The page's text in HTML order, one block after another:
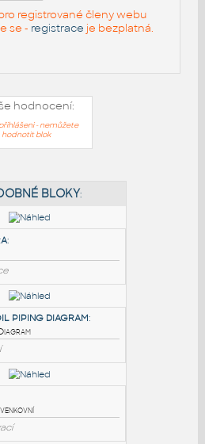
registrované členy webu
se - registrace je bezplatná.
hodnocení:
- nemůžete
hodnotit blok
PODOBNÉ BLOKY
: